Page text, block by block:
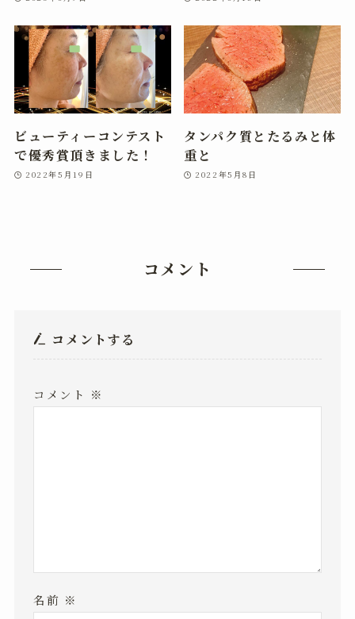
ビューティーコンテスト
で優秀賞頂きました！
2022年5月19日
タンパク質とたるみと体
重と
2022年5月8日
コメント
コメントする
コメント ※
名前 ※